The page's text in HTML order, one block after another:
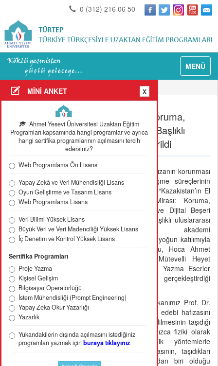
0 (312) 216 06 50
MENÜ
MİNİ ANKET X
Ahmet Yesevi Üniversitesi Uzaktan Eğitim
Programları kapsamında hangi programlar ve ayrıca
hangi sertifika programlarının açılmasını tercih
edersiniz?
Web Programlama Ön Lisans
Yapay Zekâ ve Veri Mühendisliği Lisans
Oyun Geliştirme ve Tasarım Lisans
Web Programlama Lisans
Veri Bilimi Yüksek Lisans
Büyük Veri ve Veri Madenciliği Yüksek Lisans
İç Denetim ve Kontrol Yüksek Lisans
Sertifika Programları
Proje Yazma
Kişisel Gelişim
Bilgisayar Operatörlüğü
İstem Mühendisliği (Prompt Engineering)
Yapay Zeka Okur Yazarlığı
Yazarlık
Yukarıdakilerin dışında açılmasını istediğiniz
programları yazmak için buraya tıklayınız
Anasayfa Güncel Detay
Kazakistan’ın El Yazması Mirası: Koruma,
Araştırma ve Dijital Beşeri Bilimler Başlıklı
Uluslararası Konferans Gerçekleştirildi
Kültürel hafızanın korunması
ve dijitalleşme süreçlerinin
ele alındığı “Kazakistan’ın El
Yazması Mirası: Koruma,
Araştırma ve Dijital Beşeri
Bilimler” başlıklı uluslararası
konferans, akademi
dünyasının yoğun katılımıyla
çalışmalarına başladı. Etkinliğin açılış oturumu, Hoca Ahmet
Yesevi Uluslararası Türk-Kazak Üniversitesi Mütevelli Heyet
Başkanı Prof. Dr. Muhittin Şimşek ile Türkiye Yazma Eserler
Kurumu Başkanı Dr. Coşkun Yılmaz’ın gerçekleştirdiği
konuşmalarla yapıldı.
Açılışta ilk olarak söz alan Mütevelli Heyet Başkanımız Prof. Dr.
Muhittin Şimşek, Türk dünyasının ortak ilmi ve edebi hafızasını
oluşturan nadide yazma eserlerin muhafaza edilmesinin taşıdığı
stratejik öneme değindi. Kadim metinlerin yalnızca fiziki olarak
korunmasının ötesinde, modern akademik yöntemlerle
incelenerek dünya bilim mirasına kazandırılmasının, taşıdıkları
vizyonun ve üniversitenin temel misyonlarından biri olduğu